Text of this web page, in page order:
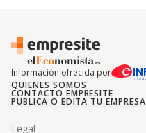
Información ofrecida por
QUIENES SOMOS
CONTACTO EMPRESITE
PUBLICA O EDITA TU EMPRESA
Legal